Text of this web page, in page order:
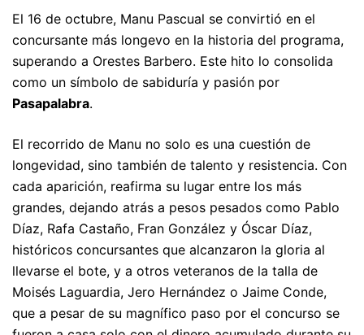
El 16 de octubre, Manu Pascual se convirtió en el
concursante más longevo en la historia del programa,
superando a Orestes Barbero. Este hito lo consolida
como un símbolo de sabiduría y pasión por
Pasapalabra.
El recorrido de Manu no solo es una cuestión de
longevidad, sino también de talento y resistencia. Con
cada aparición, reafirma su lugar entre los más
grandes, dejando atrás a pesos pesados como Pablo
Díaz, Rafa Castaño, Fran González y Óscar Díaz,
históricos concursantes que alcanzaron la gloria al
llevarse el bote, y a otros veteranos de la talla de
Moisés Laguardia, Jero Hernández o Jaime Conde,
que a pesar de su magnífico paso por el concurso se